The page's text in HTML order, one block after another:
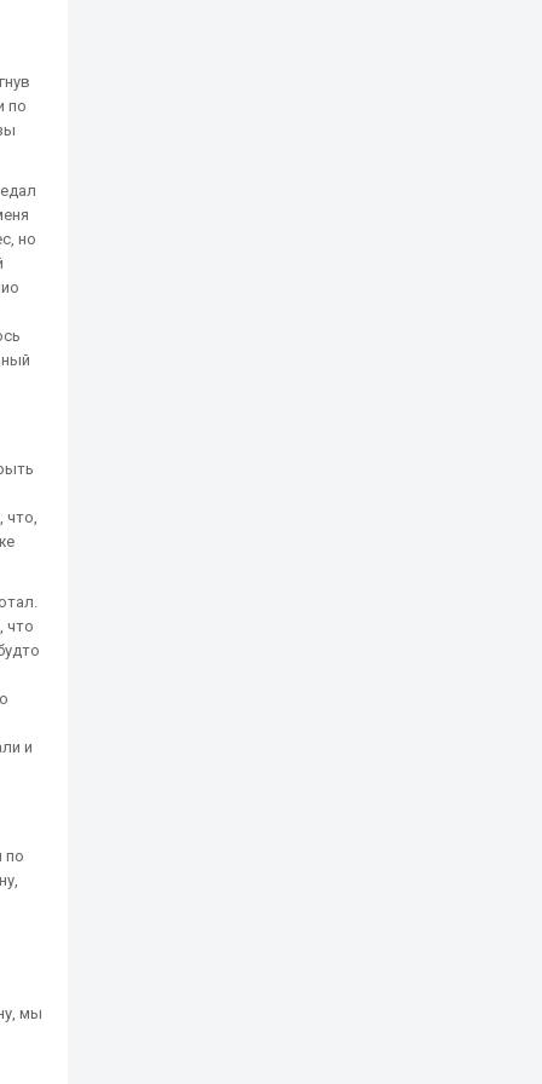
по
но
что,
что
и
по
мы